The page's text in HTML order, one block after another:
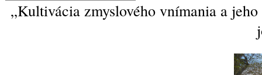
„Kultivácia zmyslového vnímania a